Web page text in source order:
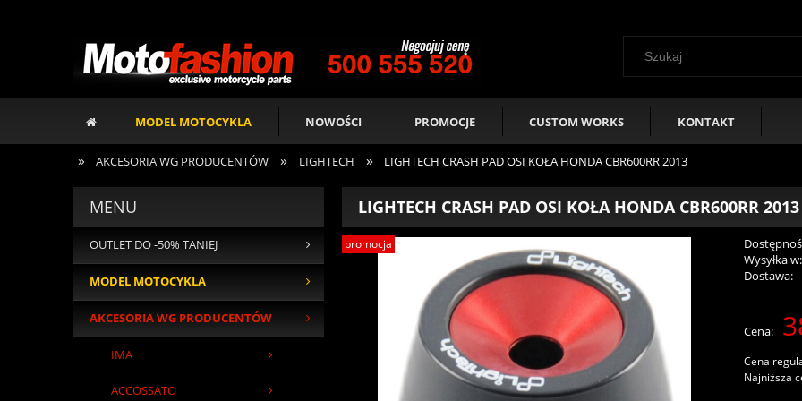
MODEL MOTOCYKLA NOWOŚCI PROMOCJE CUSTOM WORKS KONTAKT
» AKCESORIA WG PRODUCENTÓW » LIGHTECH » LIGHTECH CRASH PAD OSI KOŁA HONDA CBR600RR 2013
MENU
OUTLET DO -50% TANIEJ
MODEL MOTOCYKLA
AKCESORIA WG PRODUCENTÓW
IMA
ACCOSSATO
LIGHTECH CRASH PAD OSI KOŁA HONDA CBR600RR 2013
promocja
Wysyłka w:
Dostawa:
Cena:
Cena
Najniższa